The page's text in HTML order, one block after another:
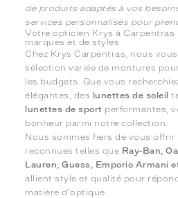
de produits adaptés à vos
services personnalisés pour
Votre opticien Krys à Carpentras
marques et de styles
Chez Krys Carpentras, nous
sélection variée de montures
les budgets. Que vous
élégantes, des lunettes de soleil
lunettes de sport performantes,
bonheur parmi notre collection.
Nous sommes fiers de vous offrir
reconnues telles que Ray-Ban,
Lauren, Guess, Emporio Armani
allient style et qualité pour
matière d'optique.